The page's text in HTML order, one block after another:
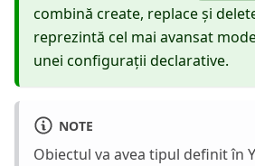
combină create, replace și
reprezintă cel mai avansat
unei configurații declarative.
NOTE
Obiectul va avea tipul definit în